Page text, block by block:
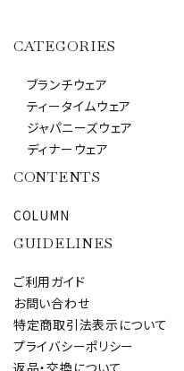
CATEGORIES
ブランチウェア
ティータイムウェア
ジャパニーズウェア
ディナーウェア
CONTENTS
COLUMN
GUIDELINES
ご利用ガイド
お問い合わせ
特定商取引法表示について
プライバシーポリシー